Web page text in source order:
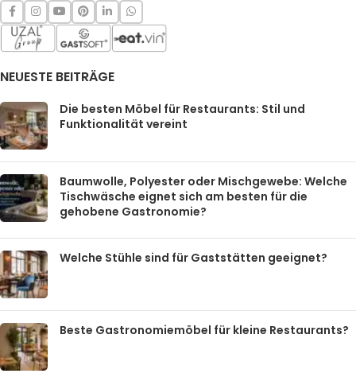
NEUESTE BEITRÄGE
Die besten Möbel für Restaurants: Stil und
Funktionalität vereint
Baumwolle, Polyester oder Mischgewebe: Welche
Tischwäsche eignet sich am besten für die
gehobene Gastronomie?
Welche Stühle sind für Gaststätten geeignet?
Beste Gastronomiemöbel für kleine Restaurants?